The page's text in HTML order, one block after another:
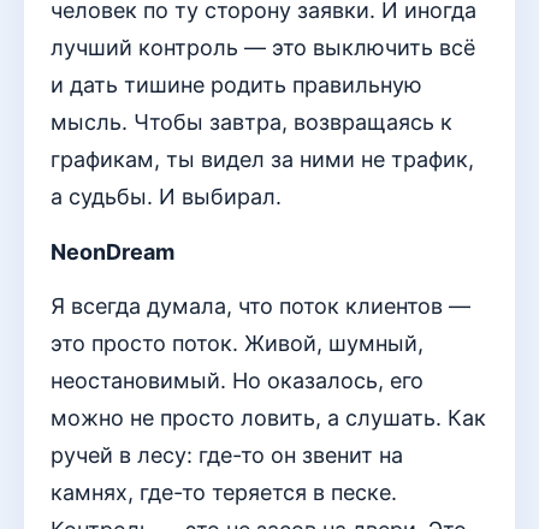
человек по ту сторону заявки. И иногда
лучший контроль — это выключить всё
и дать тишине родить правильную
мысль. Чтобы завтра, возвращаясь к
графикам, ты видел за ними не трафик,
а судьбы. И выбирал.
NeonDream
Я всегда думала, что поток клиентов —
это просто поток. Живой, шумный,
неостановимый. Но оказалось, его
можно не просто ловить, а слушать. Как
ручей в лесу: где-то он звенит на
камнях, где-то теряется в песке.